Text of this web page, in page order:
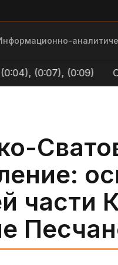
(0:09)
части